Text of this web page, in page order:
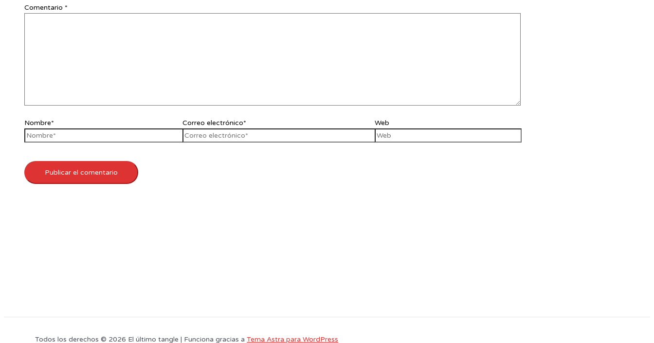
Comentario *
Nombre* Correo electrónico* Web
Todos los derechos © 2026 El último tangle | Funciona gracias a Tema Astra para WordPress